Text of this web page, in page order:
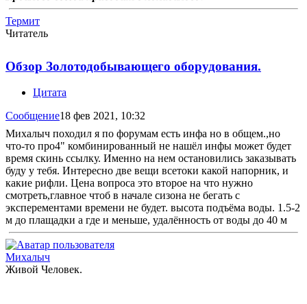
Термит
Читатель
Обзор Золотодобывающего оборудования.
Цитата
Сообщение18 фев 2021, 10:32
Михалыч походил я по форумам есть инфа но в общем.,но
что-то про4" комбинированный не нашёл инфы может будет
время скинь ссылку. Именно на нем остановились заказывать
буду у тебя. Интересно две вещи всетоки какой напорник, и
какие рифли. Цена вопроса это второе на что нужно
смотреть,главное чтоб в начале сизона не бегать с
эксперементами времени не будет. высота подъёма воды. 1.5-2
м до плащадки а где и меньше, удалённость от воды до 40 м
Михалыч
Живой Человек.